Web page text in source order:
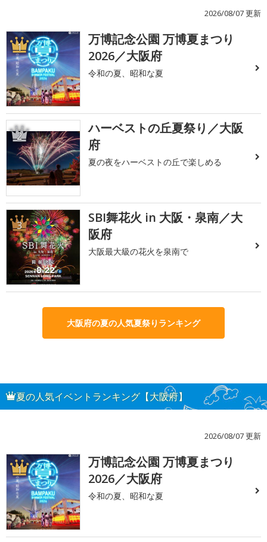
2026/08/07 更新
1
万博記念公園 万博夏まつり
2026／大阪府
令和の夏、昭和な夏
2
ハーベストの丘夏祭り／大阪
府
夏の夜をハーベストの丘で楽しめる
3
SBI舞花火 in 大阪・泉南／大
阪府
大阪最大級の花火を泉南で
大阪府の夏の人気夏祭りランキング
夏の人気イベントランキング【大阪府】
2026/08/07 更新
1
万博記念公園 万博夏まつり
2026／大阪府
令和の夏、昭和な夏